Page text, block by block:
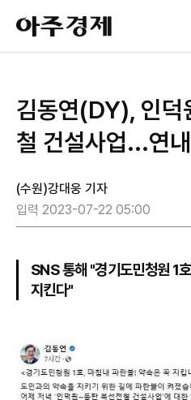
아
주
경
김동연(DY), 인덕
철 건설사업...연
(수원)강대웅 기자
입력 2023-07-22 05:00
SNS 통해 "경기도민청원 1
지킨다"